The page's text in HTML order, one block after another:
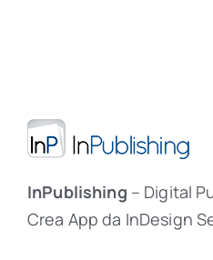
InPublishing – Digital
Crea App da InDesign